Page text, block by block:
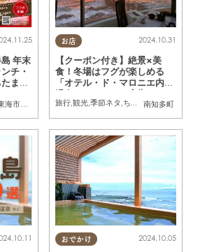
東海市
,大府市 知多市,半田市
島 年末
チ・
まる
,スイーツ ちたまるスタイル掲載店, ちたまる広告,クーポン
お店
南知多町
2024.10.31
【クーポン付き】絶景×美
食！冬場はフグが楽しめる
「オテル・ド・マロニエ内海
温泉」／ちたまる広告
旅行, 観光, 季節ネタ ちたまる広告 ,クーポ
おでかけ 2024.10.05